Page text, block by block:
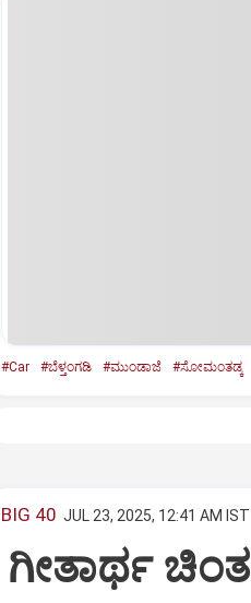
#Car #ಬೆಳ್ತಂಗಡಿ #ಮುಂಡಾಜೆ #ಸೋಮಂತಡ್ಕ
BIG 40 JUL 23, 2025, 12:41 AM IST
ಗೀತಾರ್ಥ